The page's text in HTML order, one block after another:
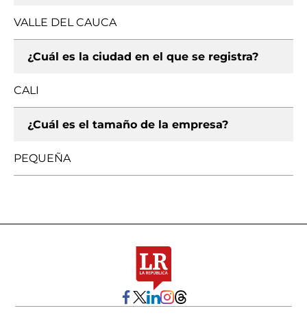
VALLE DEL CAUCA
¿Cuál es la ciudad en el que se registra?
CALI
¿Cuál es el tamaño de la empresa?
PEQUEÑA